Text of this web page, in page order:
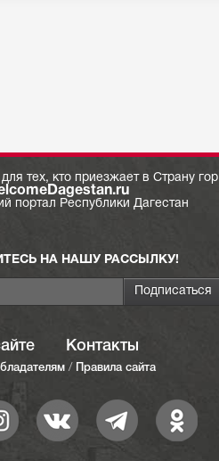
тех, кто приезжает в Страну гор
портал Республики Дагестан
НА НАШУ РАССЫЛКУ!
Контакты
/ Правила сайта